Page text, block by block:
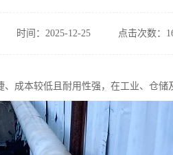
时间：2025-12-25 点击次数：
成本较低且耐用性强，在工业、仓